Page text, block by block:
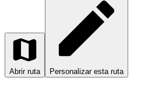
Abrir ruta Personalizar esta ruta